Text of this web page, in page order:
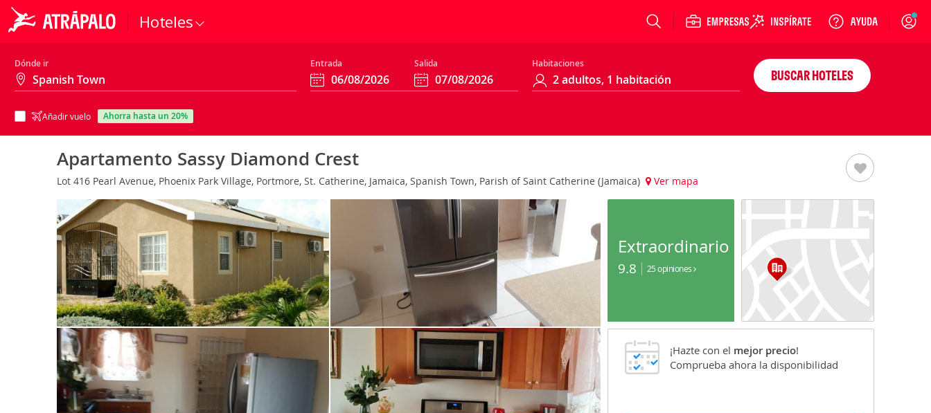
Hoteles Login
Dónde ir Entrada Salida Habitaciones
Añadir vuelo ahorra hasta un 20%
BUSCAR HOTELES
Apartamento Sassy Diamond Crest
Lot 416 Pearl Avenue, Phoenix Park Village, Portmore, St. Catherine, Jamaica, Spanish Town, Parish of Saint Catherine (Jamaica) Ver mapa
Extraordinario
9.8 25 opiniones
¡Hazte con el mejor precio!
Comprueba ahora la disponibilidad